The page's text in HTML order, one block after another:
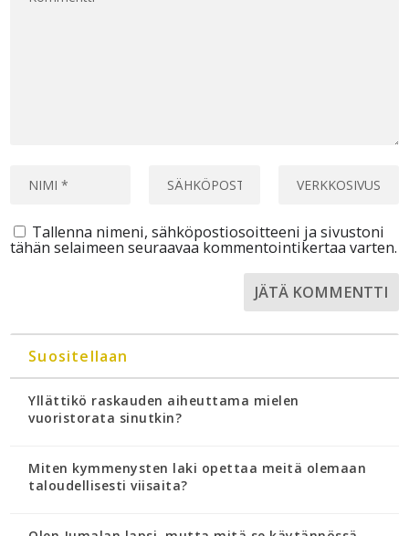
Tallenna nimeni, sähköpostiosoitteeni ja sivustoni
tähän selaimeen seuraavaa kommentointikertaa varten.
Suositellaan
Yllättikö raskauden aiheuttama mielen
vuoristorata sinutkin?
Miten kymmenysten laki opettaa meitä olemaan
taloudellisesti viisaita?